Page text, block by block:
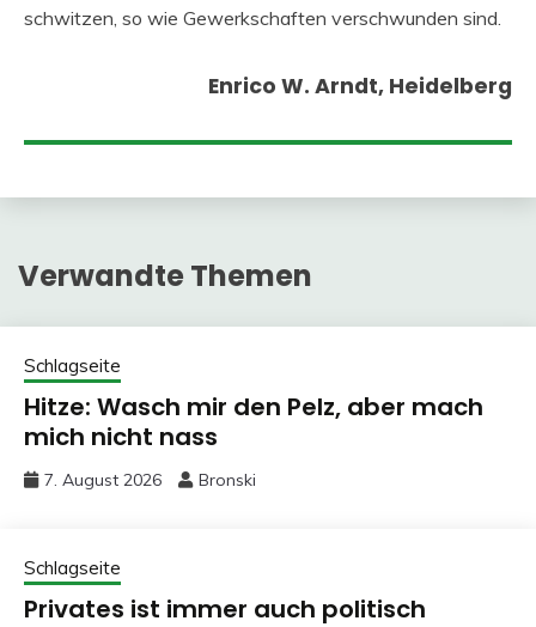
schwitzen, so wie Gewerkschaften verschwunden sind.
Enrico W. Arndt, Heidelberg
Verwandte Themen
Schlagseite
Hitze: Wasch mir den Pelz, aber mach
mich nicht nass
7. August 2026 Bronski
Schlagseite
Privates ist immer auch politisch